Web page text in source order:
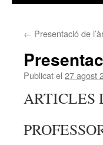
← Presentació de
Publicat el 27 agost
ARTICLES